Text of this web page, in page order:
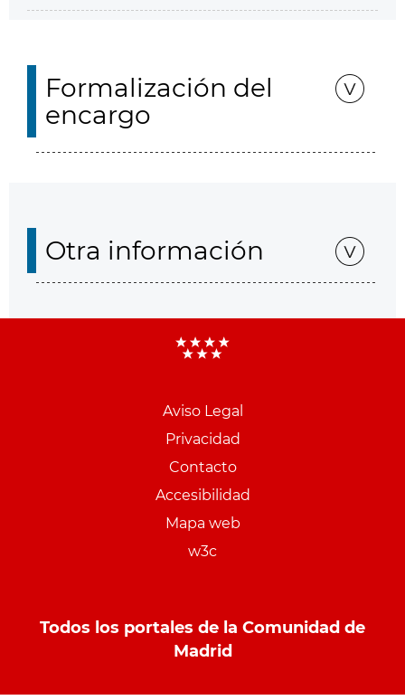
Formalización del
encargo
Otra información
Aviso Legal
Privacidad
Contacto
Accesibilidad
Mapa web
w3c
Todos los portales de la Comunidad de
Madrid